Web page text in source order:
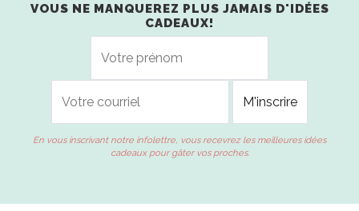
VOUS NE MANQUEREZ PLUS JAMAIS D'IDÉES
CADEAUX!
En vous inscrivant notre infolettre, vous recevrez les meilleures idées
cadeaux pour gâter vos proches.